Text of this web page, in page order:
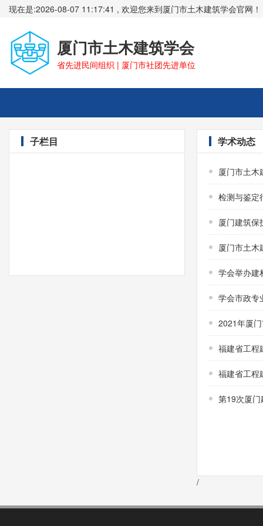
现在是:2026-08-07 11:17:41 , 欢迎您来到厦门市土木建筑学会官网！
厦门市土木建筑学会
省先进民间组织 | 厦门市社团先进单位
子栏目 学术动态
厦门市土木
检测与鉴定
厦门建筑保
厦门市土木
学会举办建
学会市政专
2021年厦
福建省工程
福建省工程
第19次厦
/